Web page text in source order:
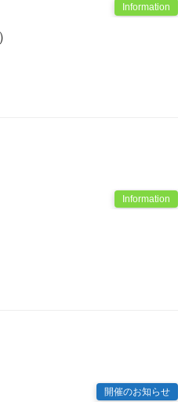
Information
Information
開催のお知らせ